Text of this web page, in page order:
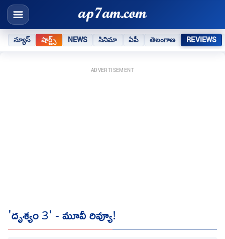
న్యూస్ షార్ట్స్ NEWS సినిమా ఏపీ తెలంగాణ REVIEWS
ADVERTISEMENT
'దృశ్యం 3' - మూవీ రివ్యూ!